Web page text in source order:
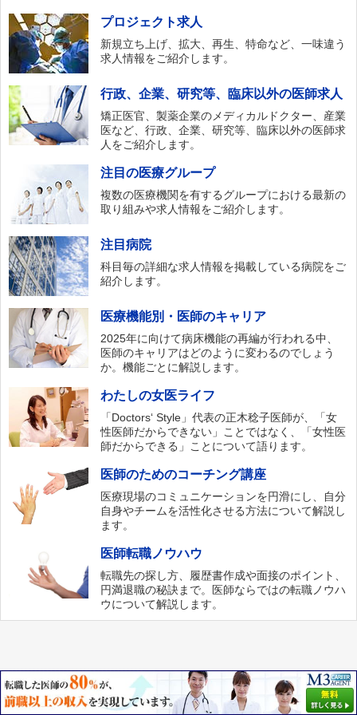
プロジェクト求人
新規立ち上げ、拡大、再生、特命など、一味違う
求人情報をご紹介します。
行政、企業、研究等、臨床以外の医師求人
矯正医官、製薬企業のメディカルドクター、産業
医など、行政、企業、研究等、臨床以外の医師求
人をご紹介します。
注目の医療グループ
複数の医療機関を有するグループにおける最新の
取り組みや求人情報をご紹介します。
注目病院
科目毎の詳細な求人情報を掲載している病院をご
紹介します。
医療機能別・医師のキャリア
2025年に向けて病床機能の再編が行われる中、
医師のキャリアはどのように変わるのでしょう
か。機能ごとに解説します。
わたしの女医ライフ
「Doctors‘ Style」代表の正木稔子医師が、「女
性医師だからできない」ことではなく、「女性医
師だからできる」ことについて語ります。
医師のためのコーチング講座
医療現場のコミュニケーションを円滑にし、自分
自身やチームを活性化させる方法について解説し
ます。
医師転職ノウハウ
転職先の探し方、履歴書作成や面接のポイント、
円満退職の秘訣まで。医師ならではの転職ノウハ
ウについて解説します。